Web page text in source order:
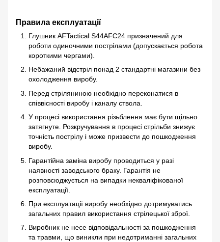
Правила експлуатації
Глушник AFTactical S44AFC24 призначений для
роботи одиночними пострілами (допускається робота
короткими чергами).
Небажаний відстріл понад 2 стандартні магазини без
охолодження виробу.
Перед стріляниною необхідно переконатися в
співвісності виробу і каналу ствола.
У процесі використання різьблення має бути щільно
затягнуте. Розкручування в процесі стрільби знижує
точність пострілу і може призвести до пошкодження
виробу.
Гарантійна заміна виробу проводиться у разі
наявності заводського браку. Гарантія не
розповсюджується на випадки некваліфікованої
експлуатації.
При експлуатації виробу необхідно дотримуватись
загальних правил використання стрілецької зброї.
Виробник не несе відповідальності за пошкодження
та травми, що виникли при недотриманні загальних